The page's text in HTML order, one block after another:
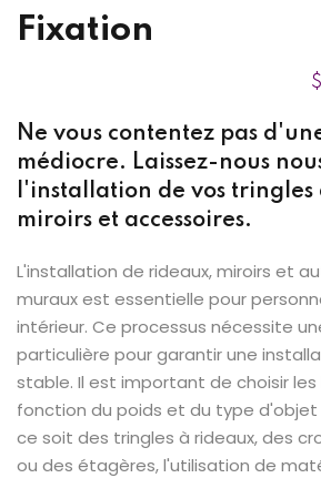
Canada
Fixation
$
Ne vous contentez pas
médiocre. Laissez-nous
l'installation de vos tringles
miroirs et accessoires.
L'installation de rideaux, miroirs et
muraux est essentielle pour
intérieur. Ce processus nécessite
particulière pour garantir une
stable. Il est important de choisir
fonction du poids et du type d'objet
ce soit des tringles à rideaux, des
ou des étagères, l'utilisation de